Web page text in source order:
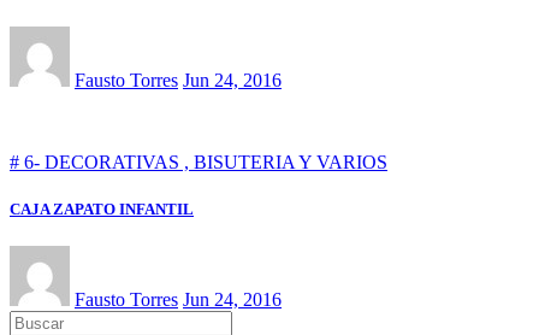
Fausto Torres Jun 24, 2016
# 6- DECORATIVAS , BISUTERIA Y VARIOS
CAJA ZAPATO INFANTIL
Fausto Torres Jun 24, 2016